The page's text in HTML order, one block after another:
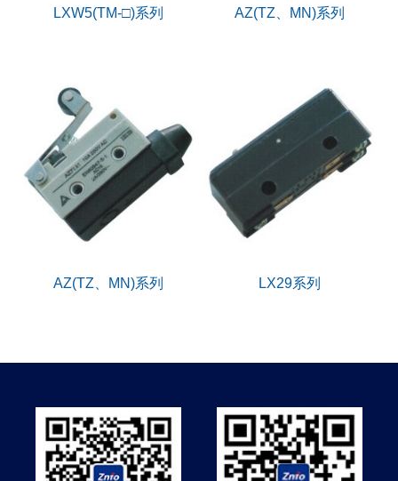
LXW5(TM-□)系列 AZ(TZ、MN)系列
AZ(TZ、MN)系列 LX29系列